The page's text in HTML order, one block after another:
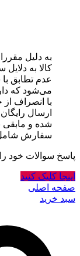
به دلیل
کالا به
عدم تطابق
می‌شود که
با انصراف
ارسال
شده و مابقی
سفارش شامل
پاسخ سوالات خود را
اینجا کلیک کنید
صفحه اصلی
سبد خرید